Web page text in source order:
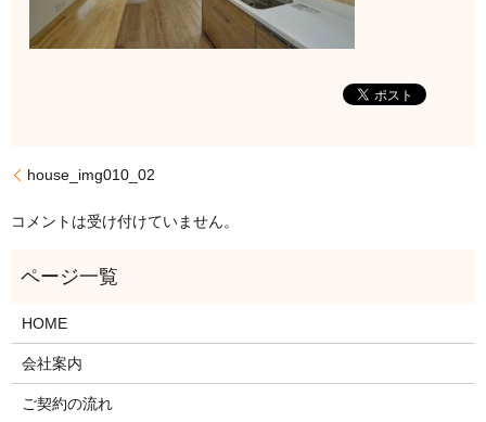
house_img010_02
コメントは受け付けていません。
HOME
会社案内
ご契約の流れ